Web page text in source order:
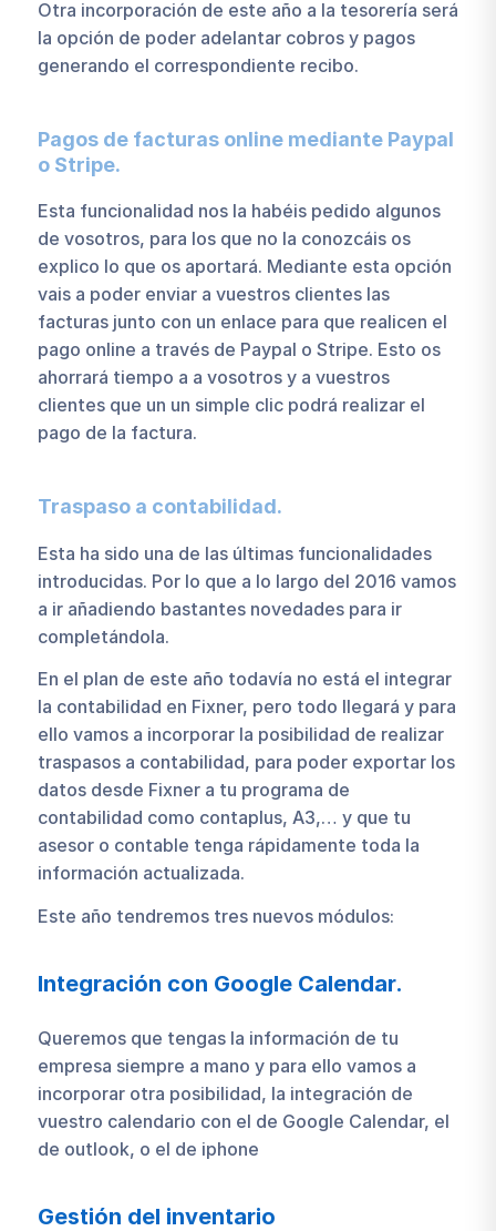
Otra incorporación de este año a la tesorería será
la opción de poder adelantar cobros y pagos
generando el correspondiente recibo.
Pagos de facturas online mediante Paypal
o Stripe.
Esta funcionalidad nos la habéis pedido algunos
de vosotros, para los que no la conozcáis os
explico lo que os aportará. Mediante esta opción
vais a poder enviar a vuestros clientes las
facturas junto con un enlace para que realicen el
pago online a través de Paypal o Stripe. Esto os
ahorrará tiempo a a vosotros y a vuestros
clientes que un un simple clic podrá realizar el
pago de la factura.
Traspaso a contabilidad.
Esta ha sido una de las últimas funcionalidades
introducidas. Por lo que a lo largo del 2016 vamos
a ir añadiendo bastantes novedades para ir
completándola.
En el plan de este año todavía no está el integrar
la contabilidad en Fixner, pero todo llegará y para
ello vamos a incorporar la posibilidad de realizar
traspasos a contabilidad, para poder exportar los
datos desde Fixner a tu programa de
contabilidad como contaplus, A3,… y que tu
asesor o contable tenga rápidamente toda la
información actualizada.
Este año tendremos tres nuevos módulos:
Integración con Google Calendar.
Queremos que tengas la información de tu
empresa siempre a mano y para ello vamos a
incorporar otra posibilidad, la integración de
vuestro calendario con el de Google Calendar, el
de outlook, o el de iphone
Gestión del inventario